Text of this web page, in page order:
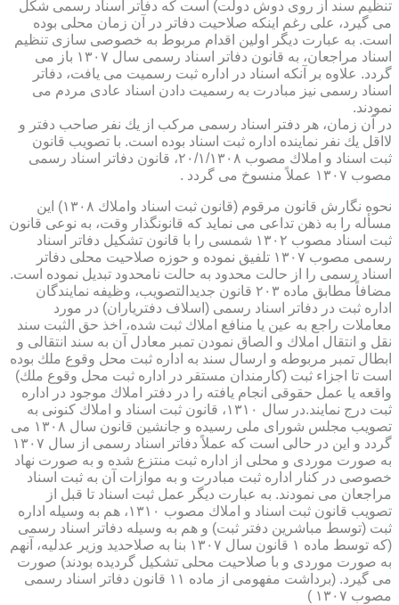
تنظیم سند از روی دوش دولت) است كه دفاتر اسناد رسمی شكل
می گیرد، علی رغم اینكه صلاحیت دفاتر در آن زمان محلی بوده
است. به عبارت دیگر اولین اقدام مربوط به خصوصی سازی تنظیم
اسناد مراجعان، به قانون دفاتر اسناد رسمی سال ۱۳۰۷ باز می
گردد. علاوه بر آنكه اسناد در اداره ثبت رسمیت می یافت، دفاتر
اسناد رسمی نیز مبادرت به رسمیت دادن اسناد عادی مردم می
نمودند.
در آن زمان، هر دفتر اسناد رسمی مركب از یك نفر صاحب دفتر و
لااقل یك نفر نماینده اداره ثبت اسناد بوده است. با تصویب قانون
ثبت اسناد و املاك مصوب ۲۰/۱/۱۳۰۸، قانون دفاتر اسناد رسمی
مصوب ۱۳۰۷ عملاً منسوخ می گردد .
نحوه نگارش قانون مرقوم (قانون ثبت اسناد واملاك ۱۳۰۸) این
مسأله را به ذهن تداعی می نماید كه قانونگذار وقت، به نوعی قانون
ثبت اسناد مصوب ۱۳۰۲ شمسی را با قانون تشكیل دفاتر اسناد
رسمی مصوب ۱۳۰۷ تلفیق نموده و حوزه صلاحیت محلی دفاتر
اسناد رسمی را از حالت محدود به حالت نامحدود تبدیل نموده است.
مضافاً مطابق ماده ۲۰۳ قانون جدیدالتصویب، وظیفه نمایندگان
اداره ثبت در دفاتر اسناد رسمی (اسلاف دفتریاران) در مورد
معاملات راجع به عین یا منافع املاك ثبت شده، اخذ حق الثبت سند
نقل و انتقال املاك و الصاق نمودن تمبر معادل آن به سند انتقالی و
ابطال تمبر مربوطه و ارسال سند به اداره ثبت محل وقوع ملك بوده
است تا اجزاء ثبت (كارمندان مستقر در اداره ثبت محل وقوع ملك)
واقعه یا عمل حقوقی انجام یافته را در دفتر املاك موجود در اداره
ثبت درج نمایند.در سال ۱۳۱۰، قانون ثبت اسناد و املاك كنونی به
تصویب مجلس شورای ملی رسیده و جانشین قانون سال ۱۳۰۸ می
گردد و این در حالی است كه عملاً دفاتر اسناد رسمی از سال ۱۳۰۷
به صورت موردی و محلی از اداره ثبت منتزع شده و به صورت نهاد
خصوصی در كنار اداره ثبت مبادرت و به موازات آن به ثبت اسناد
مراجعان می نمودند. به عبارت دیگر عمل ثبت اسناد تا قبل از
تصویب قانون ثبت اسناد و املاك مصوب ۱۳۱۰، هم به وسیله اداره
ثبت (توسط مباشرین دفتر ثبت) و هم به وسیله دفاتر اسناد رسمی
(كه توسط ماده ۱ قانون سال ۱۳۰۷ بنا به صلاحدید وزیر عدلیه، آنهم
به صورت موردی و با صلاحیت محلی تشكیل گردیده بودند) صورت
می گیرد. (برداشت مفهومی از ماده ۱۱ قانون دفاتر اسناد رسمی
مصوب ۱۳۰۷ )